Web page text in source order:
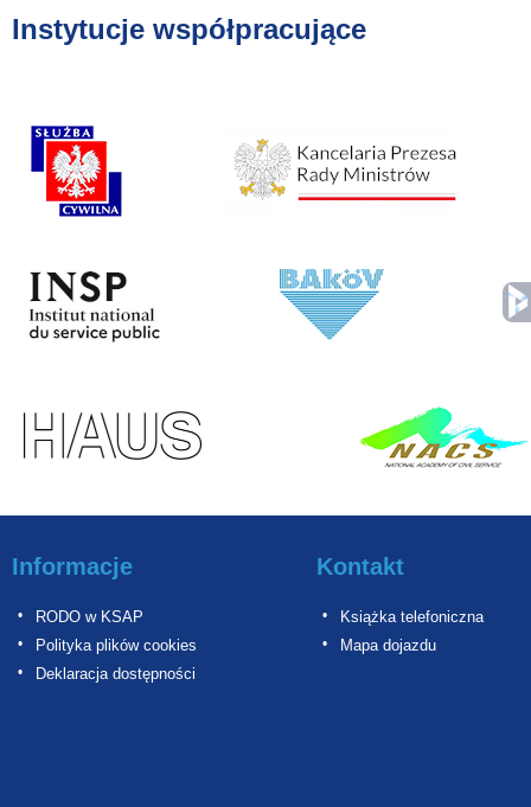
Instytucje współpracujące
Informacje
RODO w KSAP
Polityka plików cookies
Deklaracja dostępności
Kontakt
Książka telefoniczna
Mapa dojazdu